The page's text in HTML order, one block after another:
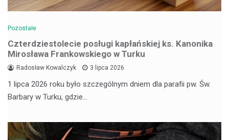
Pozostałe
Czterdziestolecie posługi kapłańskiej ks. Kanonika
Mirosława Frankowskiego w Turku
Radosław Kowalczyk 3 lipca 2026
1 lipca 2026 roku było szczególnym dniem dla parafii pw. Św.
Barbary w Turku, gdzie…